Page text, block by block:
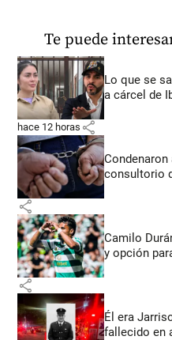
Te puede
Lo que se
a cárcel de
hace 12 horas share
consultorio
share
Camilo
y opción
share
Él era
fallecido en